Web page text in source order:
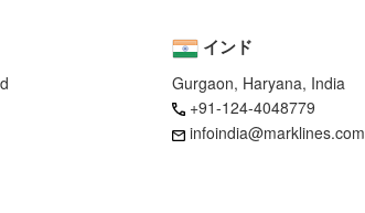
インド
Gurgaon, Haryana, India
+91-124-4048779
infoindia@marklines.com